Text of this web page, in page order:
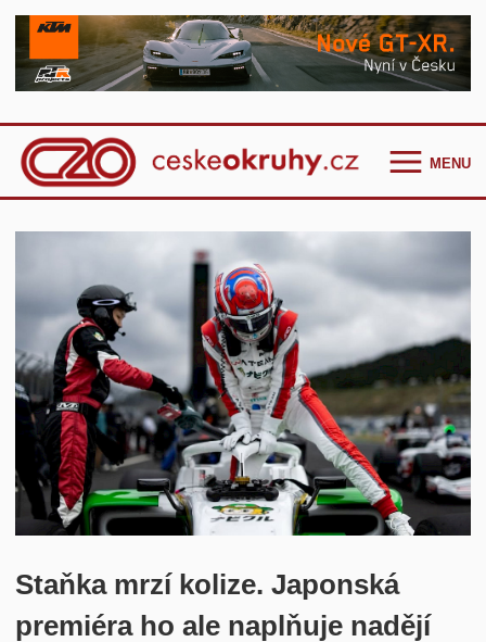
MENU
GT Cup Series
TCR Eastern Europe
F4 CEZ
Clio Cup Bohemia
Ostatní
Historie
Kontakt
Staňka mrzí kolize. Japonská
premiéra ho ale naplňuje nadějí